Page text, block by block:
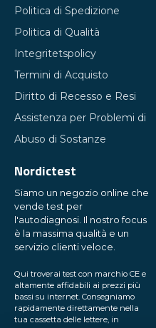
Politica di Spedizione
Politica di Qualità
Integritetspolicy
Termini di Acquisto
Diritto di Recesso e Resi
Assistenza per Problemi di
Abuso di Sostanze
Nordictest
Siamo un negozio online che
vende test per
l'autodiagnosi. Il nostro focus
è la massima qualità e un
servizio clienti veloce.
Qui troverai test con marchio CE e
altamente affidabili ai prezzi più
bassi su internet. Consegniamo
rapidamente direttamente nella
tua cassetta delle lettere, in